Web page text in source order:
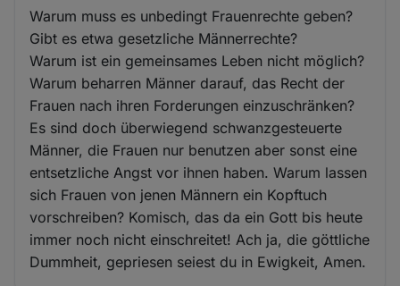
Warum muss es unbedingt Frauenrechte geben?
Gibt es etwa gesetzliche Männerrechte?
Warum ist ein gemeinsames Leben nicht möglich?
Warum beharren Männer darauf, das Recht der
Frauen nach ihren Forderungen einzuschränken?
Es sind doch überwiegend schwanzgesteuerte
Männer, die Frauen nur benutzen aber sonst eine
entsetzliche Angst vor ihnen haben. Warum lassen
sich Frauen von jenen Männern ein Kopftuch
vorschreiben? Komisch, das da ein Gott bis heute
immer noch nicht einschreitet! Ach ja, die göttliche
Dummheit, gepriesen seiest du in Ewigkeit, Amen.